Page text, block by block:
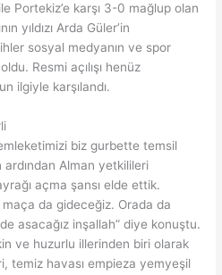
Portekiz’e karşı 3-0 mağlup olan
yıldızı Arda Güler’in
sosyal medyanın ve spor
Resmi açılışı henüz
ilgiyle karşılandı.
biz gurbette temsil
ardından Alman yetkilileri
açma şansı elde ettik.
maça da gideceğiz. Orada da
asacağız inşallah” diye konuştu.
ve huzurlu illerinden biri olarak
temiz havası empieza yemyeşil